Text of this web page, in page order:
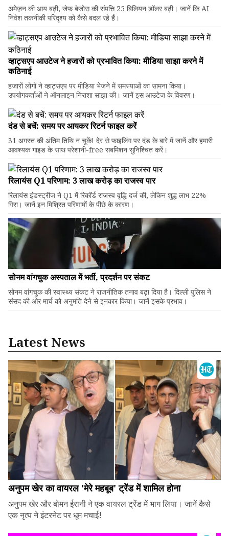
अमेज़न की आय बढ़ी, जेफ बेजोस की संपत्ति 25 बिलियन डॉलर बढ़ी। जानें कि AI
निवेश तकनीकी परिदृश्य को कैसे बदल रहे हैं।
व्हाट्सएप आउटेज ने हजारों को प्रभावित किया: मीडिया साझा करने में
कठिनाई
हजारों लोगों ने व्हाट्सएप पर मीडिया भेजने में समस्याओं का सामना किया।
उपयोगकर्ताओं ने ऑनलाइन निराशा साझा की। जानें इस आउटेज के विवरण।
दंड से बचें: समय पर आयकर रिटर्न फाइल करें
31 अगस्त की अंतिम तिथि न चूकें! देर से फाइलिंग पर दंड के बारे में जानें और हमारी
आवश्यक गाइड के साथ परेशानी-free सबमिशन सुनिश्चित करें।
रिलायंस Q1 परिणाम: ₹3 लाख करोड़ का राजस्व पार
रिलायंस इंडस्ट्रीज ने Q1 में रिकॉर्ड राजस्व वृद्धि दर्ज की, लेकिन शुद्ध लाभ 22%
गिरा। जानें इन मिश्रित परिणामों के पीछे के कारण।
सोनम वांगचुक अस्पताल में भर्ती, प्रदर्शन पर संकट
सोनम वांगचुक की स्वास्थ्य संकट ने राजनीतिक तनाव बढ़ा दिया है। दिल्ली पुलिस ने
संसद की ओर मार्च को अनुमति देने से इनकार किया। जानें इसके प्रभाव।
Latest News
अनुपम खेर का वायरल 'मेरे महबूब' ट्रेंड में शामिल होना
अनुपम खेर और बोमन ईरानी ने एक वायरल ट्रेंड में भाग लिया। जानें कैसे
एक नृत्य ने इंटरनेट पर धूम मचाई!